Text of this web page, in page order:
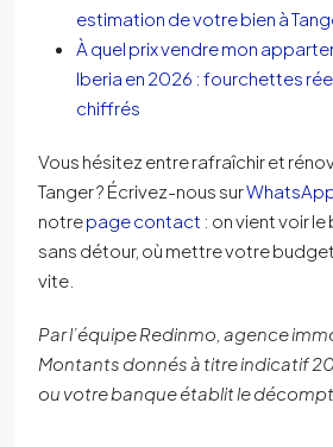
estimation de votre bien à
À quel prix vendre mon
Iberia en 2026 : fourchettes
chiffrés
Vous hésitez entre rafraîchir et
Tanger ? Écrivez-nous sur
notrepage contact : on vient voir le
sans détour, où mettre votre
vite.
Par l’équipe Redinmo, agence
Montants donnés à titre indicatif
ou votre banque établit le